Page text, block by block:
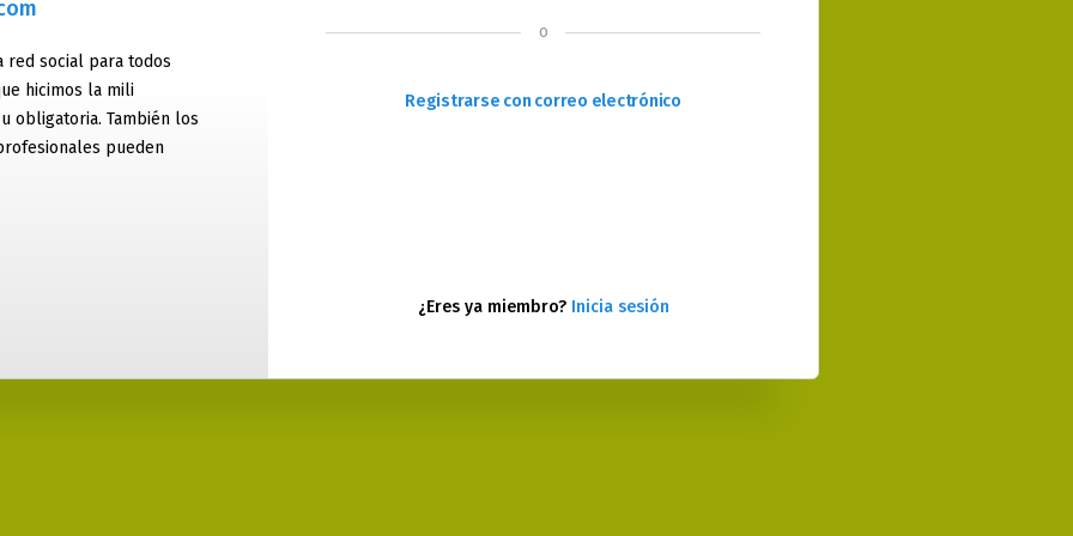
red social para todos
hicimos la mili
obligatoria. También los
pueden
o
Registrarse con correo electrónico
¿Eres ya miembro? Inicia sesión